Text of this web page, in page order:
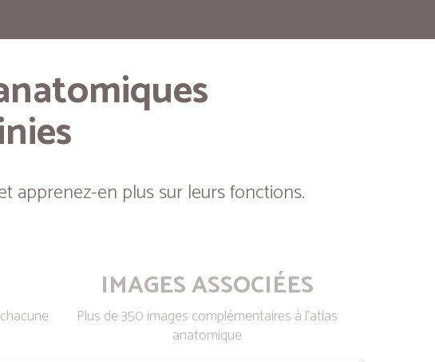
apprenez-en plus sur leurs fonctions.
IMAGES ASSOCIÉES
Plus de 350 images complémentaires à l’atlas
anatomique